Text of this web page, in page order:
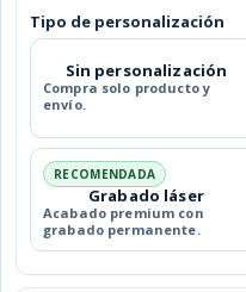
Tipo de personalización
Sin personalización
Compra solo producto y
envío.
RECOMENDADA
Grabado láser
Acabado premium con
grabado permanente.